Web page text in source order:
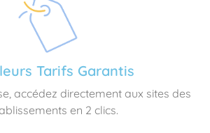
Tarifs Garantis
accédez directement aux sites des
en 2 clics.